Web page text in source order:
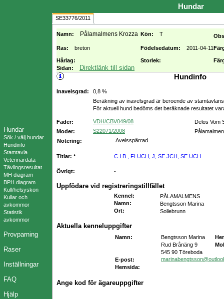
Hundar
Sök / välj hundar
Hundinfo
Stamtavla
Veterinärdata
Tävlingsresultat
MH diagram
BPH diagram
Kull/helsyskon
Kullar och
avkommor
Statistik
avkommor
Provparning
Raser
Inställningar
FAQ
Hjälp
Hundar
SE33776/2011
Namn: Pålamalmens Krozza Kön: T
Ras:
breton Födelsedatum: 2011-04-11
Hårlag: Storlek:
Sidan:
Direktlänk till sidan
Hundinfo
Inavelsgrad:
0,8 %
Beräkning av inavelsgrad är beroende av
För aktuell hund bedöms det beräknade resultatet
Fader: VDH/CBV049/08
Delos Vom
Moder:
S22071/2008
Notering:
Avelsspärrad
Titlar: * C.I.B., FI UCH, J, SE JCH, SE UCH
Övrigt: -
Uppfödare vid registreringstillfället
Kennel :
PÅLAMALMENS
Namn:
Bengtsson Marina
Ort: Sollebrunn
Aktuella kenneluppgifter
Namn: Bengtsson Marina
Rud Brånäng 9
545 90 Töreboda
E-post:
Hemsida:
Ange kod för ägareuppgifter